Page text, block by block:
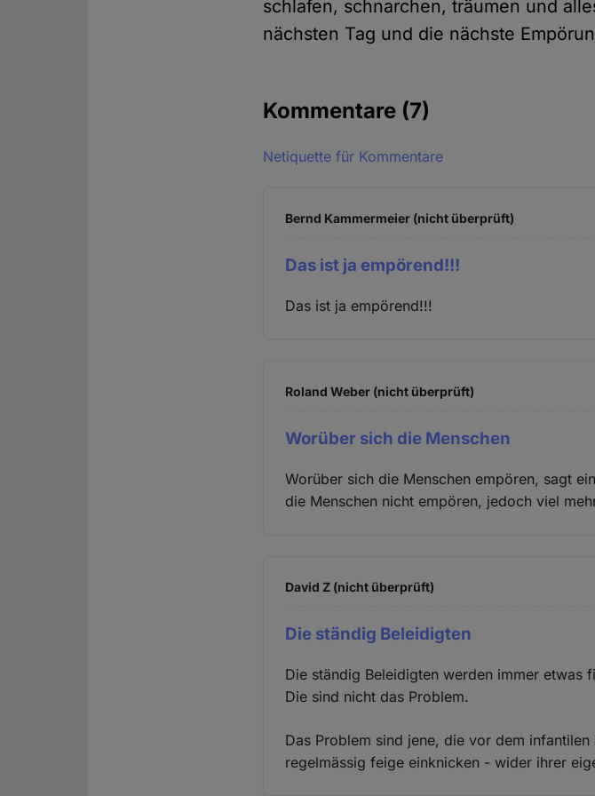
schlafen, schnarchen, träumen und
nächsten Tag und die nächste
Kommentare (7)
Netiquette für Kommentare
Bernd Kammermeier (nicht überprüft)
Das ist ja empörend!!!
Das ist ja empörend!!!
Roland Weber (nicht überprüft)
Worüber sich die Menschen
Worüber sich die Menschen empören, sagt
die Menschen nicht empören, jedoch viel
David Z (nicht überprüft)
Die ständig Beleidigten
Die ständig Beleidigten werden immer etwas
Die sind nicht das Problem.
Das Problem sind jene, die vor dem
regelmässig feige einknicken - wider ihrer